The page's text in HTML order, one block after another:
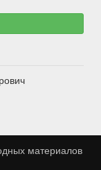
материалов